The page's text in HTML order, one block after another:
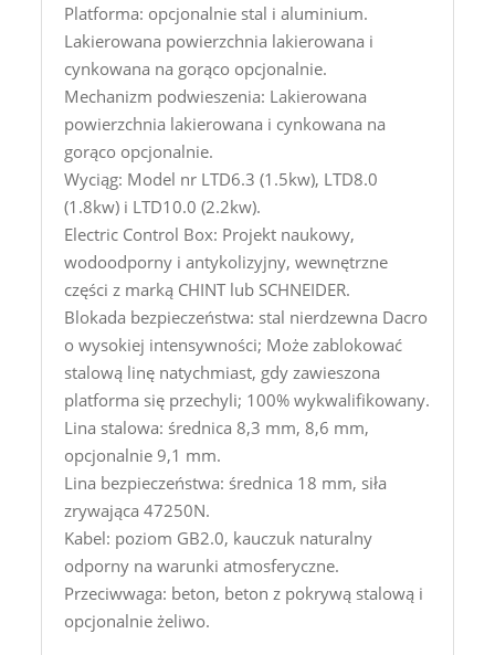
Platforma: opcjonalnie stal i aluminium.
Lakierowana powierzchnia lakierowana i
cynkowana na gorąco opcjonalnie.
Mechanizm podwieszenia: Lakierowana
powierzchnia lakierowana i cynkowana na
gorąco opcjonalnie.
Wyciąg: Model nr LTD6.3 (1.5kw), LTD8.0
(1.8kw) i LTD10.0 (2.2kw).
Electric Control Box: Projekt naukowy,
wodoodporny i antykolizyjny, wewnętrzne
części z marką CHINT lub SCHNEIDER.
Blokada bezpieczeństwa: stal nierdzewna Dacro
o wysokiej intensywności; Może zablokować
stalową linę natychmiast, gdy zawieszona
platforma się przechyli; 100% wykwalifikowany.
Lina stalowa: średnica 8,3 mm, 8,6 mm,
opcjonalnie 9,1 mm.
Lina bezpieczeństwa: średnica 18 mm, siła
zrywająca 47250N.
Kabel: poziom GB2.0, kauczuk naturalny
odporny na warunki atmosferyczne.
Przeciwwaga: beton, beton z pokrywą stalową i
opcjonalnie żeliwo.